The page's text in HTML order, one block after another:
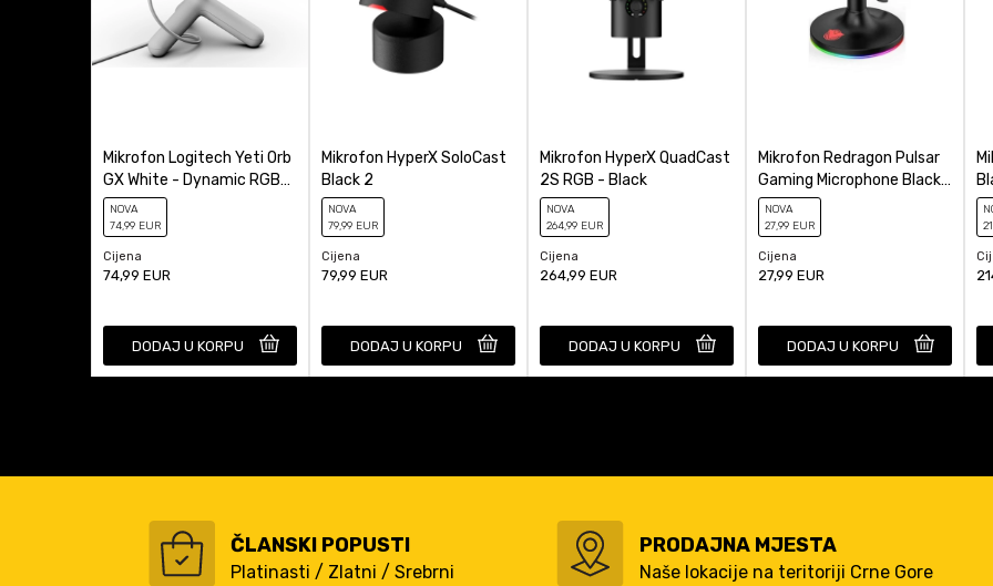
Mikrofon Logitech Yeti Orb
GX White - Dynamic RGB
Gaming Microphone with
LIGHTSY...
NOVA
74,99 EUR
Cijena
74,99 EUR
DODAJ U KORPU
Mikrofon HyperX SoloCast
Black 2
NOVA
79,99 EUR
Cijena
79,99 EUR
DODAJ U KORPU
Mikrofon HyperX QuadCast
2S RGB - Black
NOVA
264,99 EUR
Cijena
264,99 EUR
DODAJ U KORPU
Mikrofon Redragon Pulsar
Gaming Microphone Black
RGB
NOVA
27,99 EUR
Cijena
27,99 EUR
DODAJ U KORPU
ČLANSKI POPUSTI
Platinasti / Zlatni / Srebrni
PRODAJNA MJESTA
Naše lokacije na teritoriji Crne Gore